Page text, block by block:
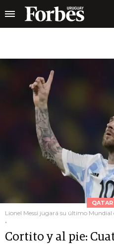
Lionel Messi jugará su último
.
Cortito y al pie: